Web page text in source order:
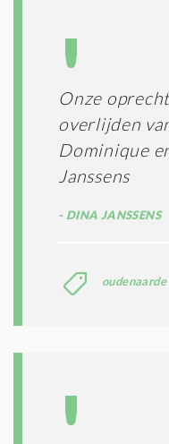
Onze
overlijden
Dominique
Janssens
DINA JANSSENS
oudenaarde